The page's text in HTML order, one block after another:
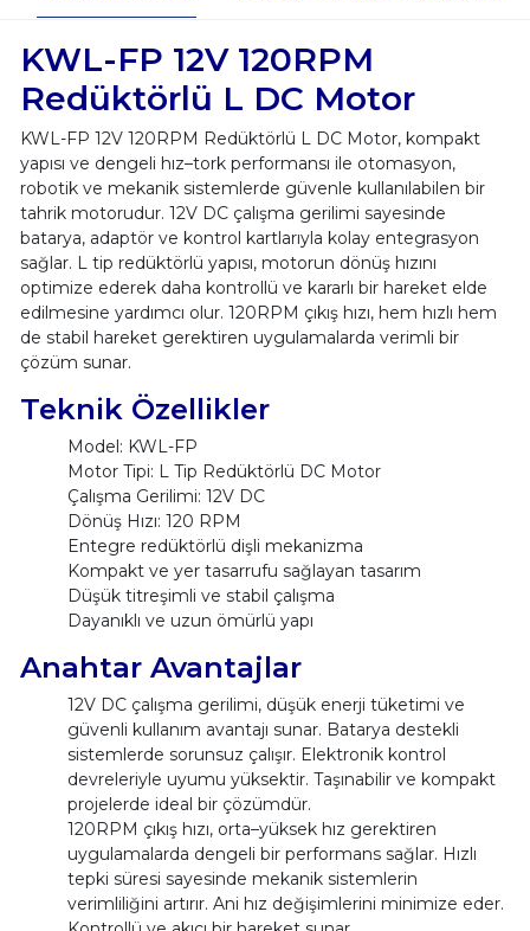
KWL-FP 12V 120RPM
Redüktörlü L DC Motor
KWL-FP 12V 120RPM Redüktörlü L DC Motor, kompakt
yapısı ve dengeli hız–tork performansı ile otomasyon,
robotik ve mekanik sistemlerde güvenle kullanılabilen bir
tahrik motorudur. 12V DC çalışma gerilimi sayesinde
batarya, adaptör ve kontrol kartlarıyla kolay entegrasyon
sağlar. L tip redüktörlü yapısı, motorun dönüş hızını
optimize ederek daha kontrollü ve kararlı bir hareket elde
edilmesine yardımcı olur. 120RPM çıkış hızı, hem hızlı hem
de stabil hareket gerektiren uygulamalarda verimli bir
çözüm sunar.
Teknik Özellikler
Model: KWL-FP
Motor Tipi: L Tip Redüktörlü DC Motor
Çalışma Gerilimi: 12V DC
Dönüş Hızı: 120 RPM
Entegre redüktörlü dişli mekanizma
Kompakt ve yer tasarrufu sağlayan tasarım
Düşük titreşimli ve stabil çalışma
Dayanıklı ve uzun ömürlü yapı
Anahtar Avantajlar
12V DC çalışma gerilimi, düşük enerji tüketimi ve
güvenli kullanım avantajı sunar. Batarya destekli
sistemlerde sorunsuz çalışır. Elektronik kontrol
devreleriyle uyumu yüksektir. Taşınabilir ve kompakt
projelerde ideal bir çözümdür.
120RPM çıkış hızı, orta–yüksek hız gerektiren
uygulamalarda dengeli bir performans sağlar. Hızlı
tepki süresi sayesinde mekanik sistemlerin
verimliliğini artırır. Ani hız değişimlerini minimize eder.